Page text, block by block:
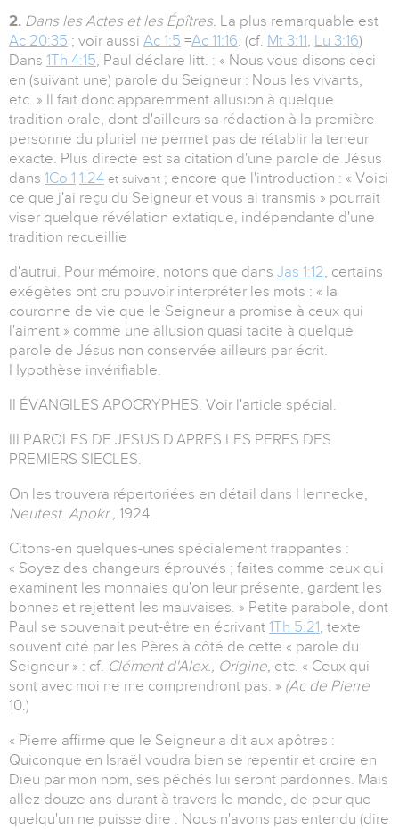
2. Dans les Actes et les Épîtres. La plus remarquable est
Ac 20:35 ; voir aussi Ac 1:5 =Ac 11:16. (cf. Mt 3:11, Lu 3:16)
Dans 1Th 4:15, Paul déclare litt. : « Nous vous disons ceci
en (suivant une) parole du Seigneur : Nous les vivants,
etc. » Il fait donc apparemment allusion à quelque
tradition orale, dont d'ailleurs sa rédaction à la première
personne du pluriel ne permet pas de rétablir la teneur
exacte. Plus directe est sa citation d'une parole de Jésus
dans 1Co 1 1:24 et suivant ; encore que l'introduction : « Voici
ce que j'ai reçu du Seigneur et vous ai transmis » pourrait
viser quelque révélation extatique, indépendante d'une
tradition recueillie
d'autrui. Pour mémoire, notons que dans Jas 1:12, certains
exégètes ont cru pouvoir interpréter les mots : « la
couronne de vie que le Seigneur a promise à ceux qui
l'aiment » comme une allusion quasi tacite à quelque
parole de Jésus non conservée ailleurs par écrit.
Hypothèse invérifiable.
II ÉVANGILES APOCRYPHES. Voir l'article spécial.
III PAROLES DE JESUS D'APRES LES PERES DES
PREMIERS SIECLES.
On les trouvera répertoriées en détail dans Hennecke,
Neutest. Apokr., 1924.
Citons-en quelques-unes spécialement frappantes :
« Soyez des changeurs éprouvés ; faites comme ceux qui
examinent les monnaies qu'on leur présente, gardent les
bonnes et rejettent les mauvaises. » Petite parabole, dont
Paul se souvenait peut-être en écrivant 1Th 5:21, texte
souvent cité par les Pères à côté de cette « parole du
Seigneur » : cf. Clément d'Alex., Origine, etc. « Ceux qui
sont avec moi ne me comprendront pas. » (Ac de Pierre
10.)
« Pierre affirme que le Seigneur a dit aux apôtres :
Quiconque en Israël voudra bien se repentir et croire en
Dieu par mon nom, ses péchés lui seront pardonnes. Mais
allez douze ans durant à travers le monde, de peur que
quelqu'un ne puisse dire : Nous n'avons pas entendu (dire